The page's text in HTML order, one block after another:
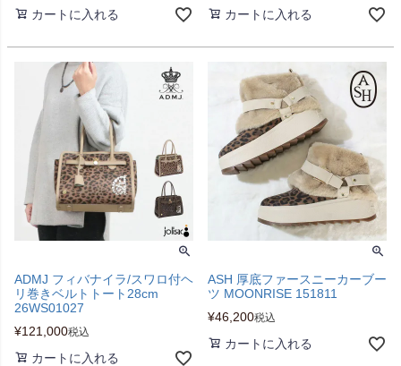
カートに入れる カートに入れる
ADMJ フィバナイラ/スワロ付ヘ
リ巻きベルトトート28cm
26WS01027
¥121,000税込
カートに入れる
ASH 厚底ファースニーカーブー
ツ MOONRISE 151811
¥46,200税込
カートに入れる